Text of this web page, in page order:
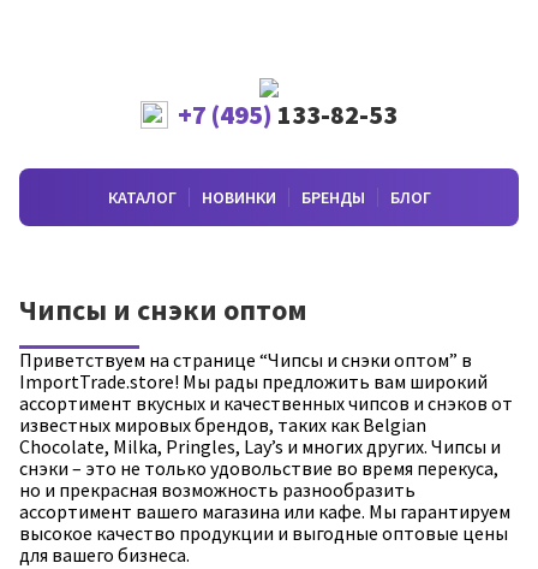
+7 (495) 133-82-53
КАТАЛОГ НОВИНКИ БРЕНДЫ БЛОГ
Чипсы и снэки оптом
Приветствуем на странице “Чипсы и снэки оптом” в
ImportTrade.store! Мы рады предложить вам широкий
ассортимент вкусных и качественных чипсов и снэков от
известных мировых брендов, таких как Belgian
Chocolate, Milka, Pringles, Lay’s и многих других. Чипсы и
снэки – это не только удовольствие во время перекуса,
но и прекрасная возможность разнообразить
ассортимент вашего магазина или кафе. Мы гарантируем
высокое качество продукции и выгодные оптовые цены
для вашего бизнеса.